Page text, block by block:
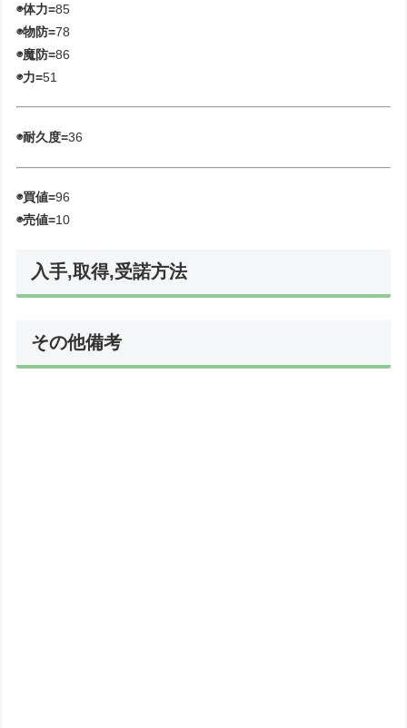
◉体力=85
◉物防=78
◉魔防=86
◉力=51
◉耐久度=36
◉買値=96
◉売値=10
入手,取得,受諾方法
その他備考